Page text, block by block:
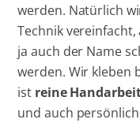
werden. Natürlich
Technik
ja auch der Name
werden. Wir kleben
ist reine
und auch